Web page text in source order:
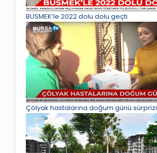
BUSMEK’le 2022 dolu dolu geçti
Çölyak hastalarına doğum günü sürprizi